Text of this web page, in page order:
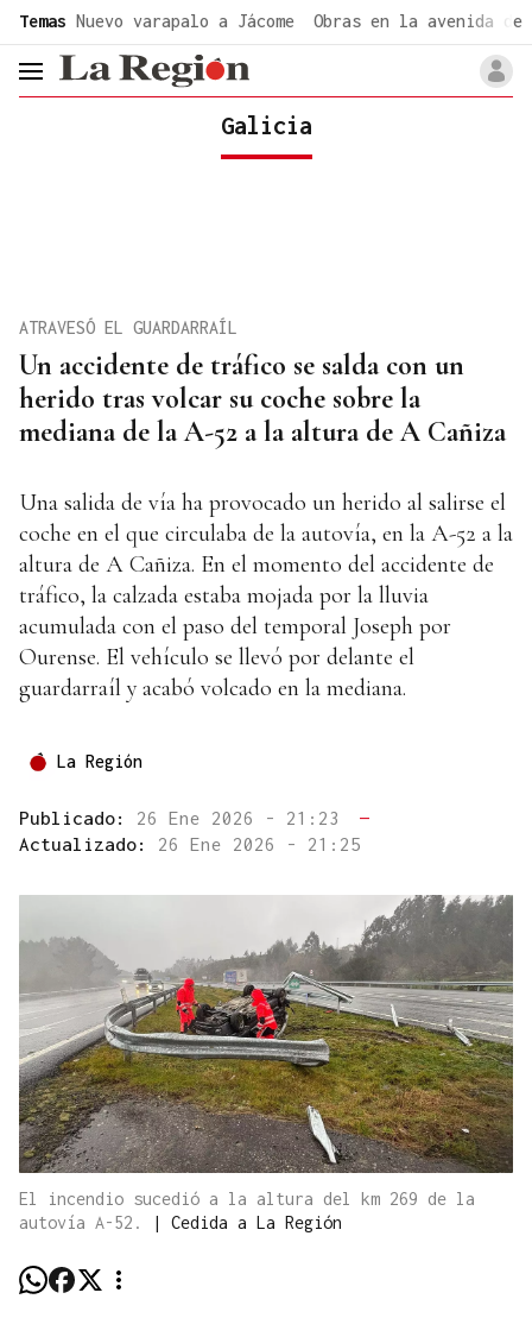
Temas Nuevo varapalo a Jácome Obras en la avenida de
header.menu.open
Galicia
Un accidente de tráfico se salda con un
herido tras volcar su coche sobre la
mediana de la A-52 a la altura de A Cañiza
ATRAVESÓ EL GUARDARRAÍL
Una salida de vía ha provocado un herido al salirse el
coche en el que circulaba de la autovía, en la A-52 a la
altura de A Cañiza. En el momento del accidente de
tráfico, la calzada estaba mojada por la lluvia
acumulada con el paso del temporal Joseph por
Ourense. El vehículo se llevó por delante el
guardarraíl y acabó volcado en la mediana.
La Región
Publicado: 26 Ene 2026 - 21:23
—
Actualizado: 26 Ene 2026 - 21:25
El incendio sucedió a la altura del km 269 de la
autovía A-52.
| Cedida a La Región